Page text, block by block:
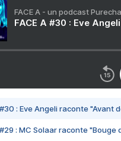
FACE A - un podcast
FACE A #30 : Eve
#30 : Eve Angeli raconte "Avant
#29 : MC Solaar raconte "Bouge